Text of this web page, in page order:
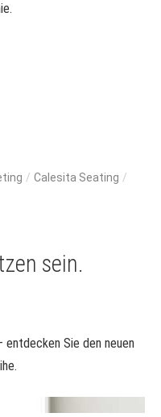
/ Calesita Seating /
sein.
Sie den neuen